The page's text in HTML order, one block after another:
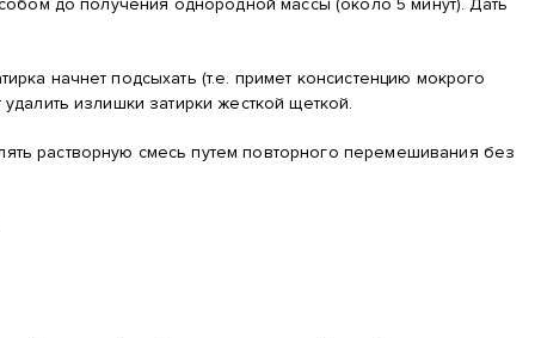
до получения однородной массы (около 5 минут). Дать
начнет подсыхать (т.е. примет консистенцию мокрого
излишки затирки жесткой щеткой.
растворную смесь путем повторного перемешивания без